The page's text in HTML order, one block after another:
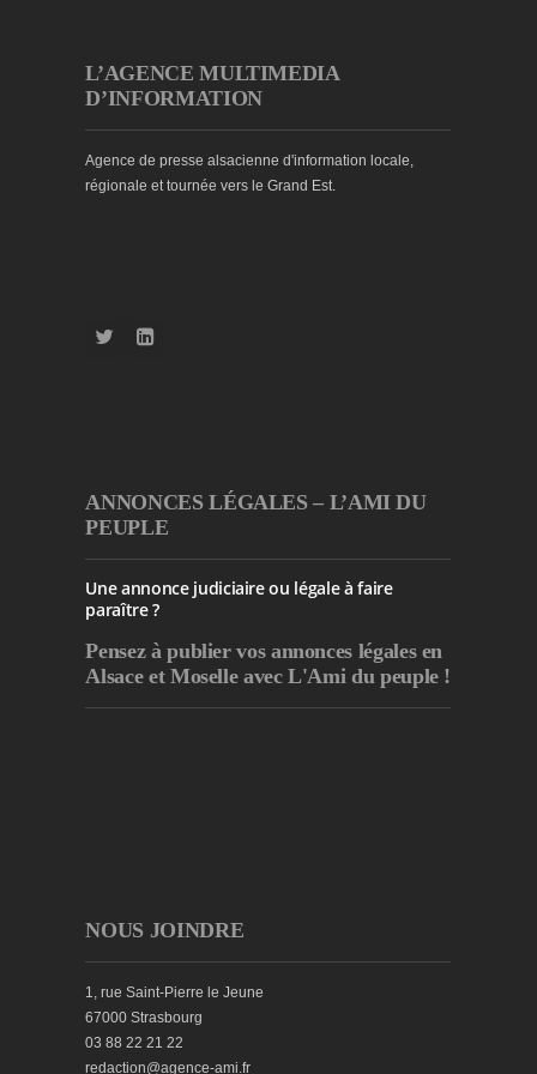
L’AGENCE MULTIMEDIA
D’INFORMATION
Agence de presse alsacienne d'information locale,
régionale et tournée vers le Grand Est.
ANNONCES LÉGALES – L’AMI DU
PEUPLE
Une annonce judiciaire ou légale à faire
paraître ?
Pensez à publiervos annonces légales en
Alsace et Moselle avec L'Ami du peuple !
NOUS JOINDRE
1, rue Saint-Pierre le Jeune
67000 Strasbourg
03 88 22 21 22
redaction@agence-ami.fr